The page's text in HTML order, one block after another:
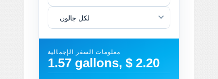
لكل جالون
معلومات السفر الإجمالية
1.57 gallons, $ 2.20